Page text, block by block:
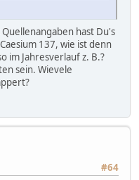
hast Du's
137, wie ist denn
im Jahresverlauf z. B.?
sein. Wievele
#64